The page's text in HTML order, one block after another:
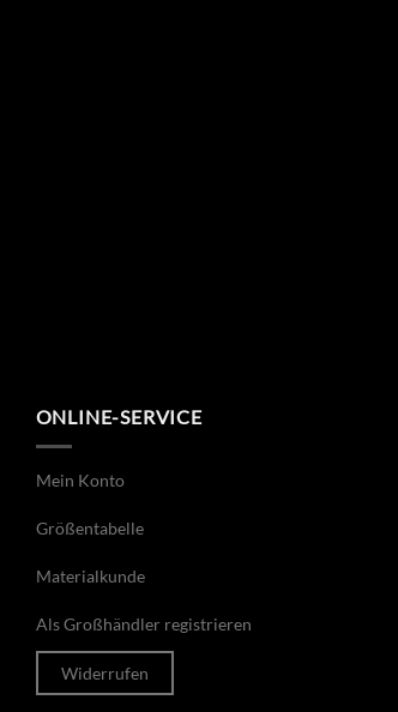
ONLINE-SERVICE
Mein Konto
Größentabelle
Materialkunde
Als Großhändler registrieren
Widerrufen